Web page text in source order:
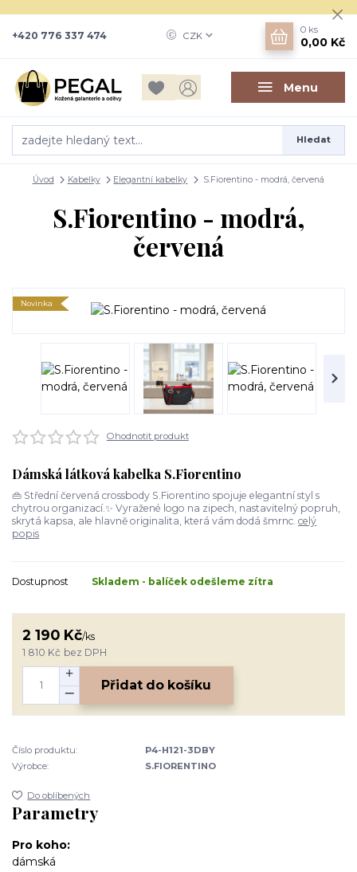
Menu
CZK
Hledat
+420 776 337 474
0 ks
0,00 Kč
Úvod Kabelky Elegantní kabelky S.Fiorentino - modrá, červená
S.Fiorentino - modrá,
červená
Novinka
Ohodnotit produkt
Dámská látková kabelka S.Fiorentino
👜 Střední červená crossbody S.Fiorentino spojuje elegantní styl s
chytrou organizací.✨ Vyražené logo na zipech, nastavitelný popruh,
skrytá kapsa, ale hlavně originalita, která vám dodá šmrnc. celý
popis
Dostupnost Skladem - balíček odešleme zítra
2 190 Kč/ks
1 810 Kč bez DPH
Přidat do košíku
Číslo produktu:
P4-H121-3DBY
Výrobce:
S.FIORENTINO
Do oblíbených
Parametry
Pro koho
dámská